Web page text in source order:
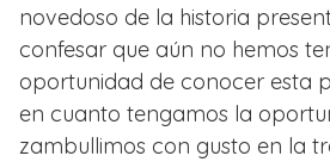
novedoso de la historia
confesar que aún no hemos
oportunidad de conocer esta
en cuanto tengamos la
zambullimos con gusto en la